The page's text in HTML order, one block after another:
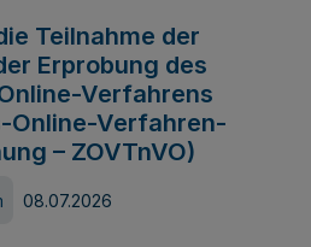
Teilnahme der
Erprobung des
Verfahrens
Verfahren-
– ZOVTnVO)
08.07.2026